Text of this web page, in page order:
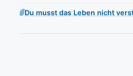
Du musst das Leben nicht